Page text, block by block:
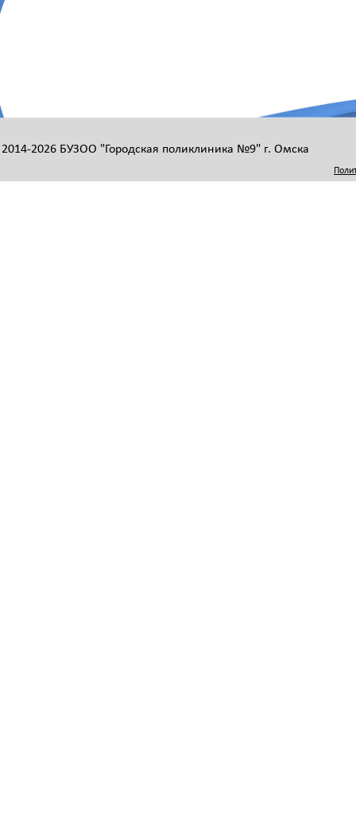
2026 БУЗОО "Городская поликлиника №9" г. Омска